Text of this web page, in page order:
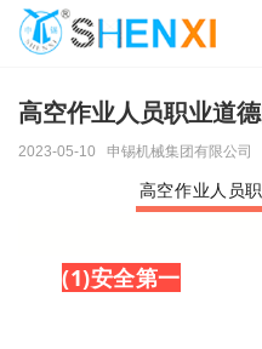
高空作业人员职业道
2023-05-10 申锡机械集团有限公司
高空作业人员
(1)安全第一